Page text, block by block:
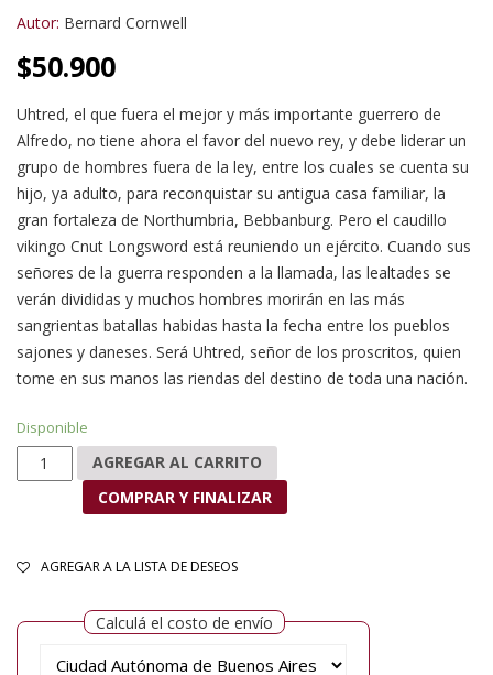
Autor: Bernard Cornwell
$50.900
Uhtred, el que fuera el mejor y más importante guerrero de
Alfredo, no tiene ahora el favor del nuevo rey, y debe liderar un
grupo de hombres fuera de la ley, entre los cuales se cuenta su
hijo, ya adulto, para reconquistar su antigua casa familiar, la
gran fortaleza de Northumbria, Bebbanburg. Pero el caudillo
vikingo Cnut Longsword está reuniendo un ejército. Cuando sus
señores de la guerra responden a la llamada, las lealtades se
verán divididas y muchos hombres morirán en las más
sangrientas batallas habidas hasta la fecha entre los pueblos
sajones y daneses. Será Uhtred, señor de los proscritos, quien
tome en sus manos las riendas del destino de toda una nación.
Disponible
Uhtred, el pagano cantidad
AGREGAR AL CARRITO
COMPRAR Y FINALIZAR
AGREGAR A LA LISTA DE DESEOS
Calculá el costo de envío